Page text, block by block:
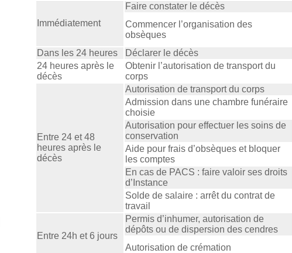
Immédiatement
Faire constater le décès
Commencer l’organisation des
obsèques
Dans les 24 heures
Déclarer le décès
24 heures après le
décès
Obtenir l’autorisation de transport du
corps
Entre 24 et 48
heures après le
décès
Autorisation de transport du corps
Admission dans une chambre funéraire
choisie
Autorisation pour effectuer les soins de
conservation
Aide pour frais d’obsèques et bloquer
les comptes
En cas de PACS : faire valoir ses droits
d’Instance
Solde de salaire : arrêt du contrat de
travail
Entre 24h et 6 jours
Permis d’inhumer, autorisation de
dépôts ou de dispersion des cendres
Autorisation de crémation